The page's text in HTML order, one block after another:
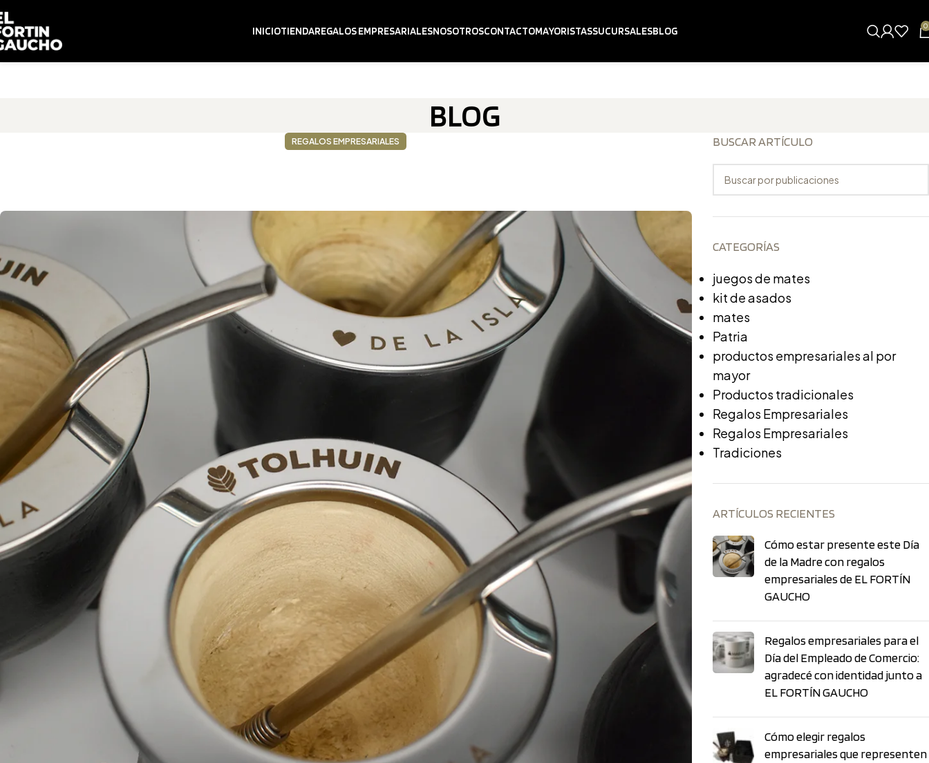
INICIOTIENDAREGALOS EMPRESARIALESNOSOTROSCONTACTOMAYORISTASSUCURSALESBLOG 0
BLOG
REGALOS EMPRESARIALES BUSCAR ARTÍCULO
CATEGORÍAS
juegos de mates
kit de asados
mates
Patria
productos empresariales al por
mayor
Productos tradicionales
Regalos Empresariales
Regalos Empresariales
Tradiciones
ARTÍCULOS RECIENTES
Cómo estar presente este Día
de la Madre con regalos
empresariales de EL FORTÍN
GAUCHO
Regalos empresariales para el
Día del Empleado de Comercio:
agradecé con identidad junto a
EL FORTÍN GAUCHO
Cómo elegir regalos
empresariales que representen